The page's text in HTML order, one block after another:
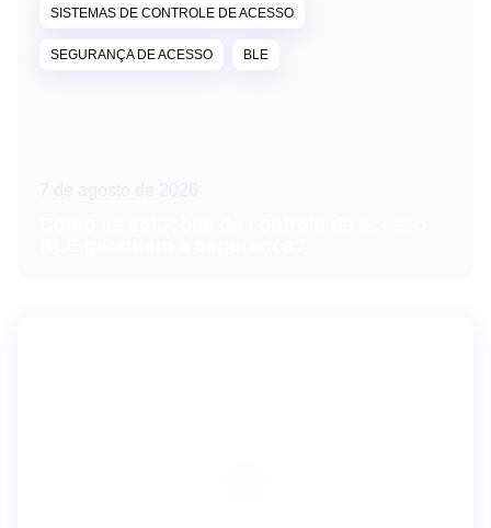
SISTEMAS DE CONTROLE DE ACESSO
SEGURANÇA DE ACESSO BLE